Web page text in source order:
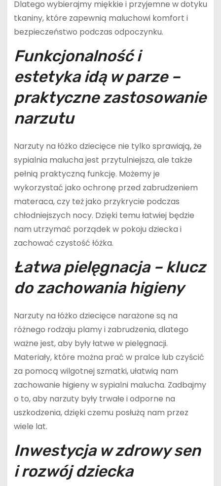
Dlatego wybierajmy miękkie i przyjemne w dotyku
tkaniny, które zapewnią maluchowi komfort i
bezpieczeństwo podczas odpoczynku.
Funkcjonalność i
estetyka idą w parze –
praktyczne zastosowanie
narzutu
Narzuty na łóżko dziecięce nie tylko sprawiają, że
sypialnia malucha jest przytulniejsza, ale także
pełnią praktyczną funkcję. Możemy je
wykorzystać jako ochronę przed zabrudzeniem
materaca, czy też jako przykrycie podczas
chłodniejszych nocy. Dzięki temu łatwiej będzie
nam utrzymać porządek w pokoju dziecka i
zachować czystość łóżka.
Łatwa pielęgnacja – klucz
do zachowania higieny
Narzuty na łóżko dziecięce narażone są na
różnego rodzaju plamy i zabrudzenia, dlatego
ważne jest, aby były łatwe w pielęgnacji.
Materiały, które można prać w pralce lub czyścić
za pomocą wilgotnej szmatki, ułatwią nam
zachowanie higieny w sypialni malucha. Zadbajmy
o to, aby narzuty były trwałe i odporne na
uszkodzenia, dzięki czemu posłużą nam przez
wiele lat.
Inwestycja w zdrowy sen
i rozwój dziecka